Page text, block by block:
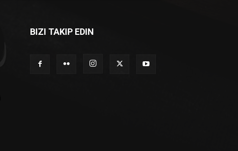
BIZI TAKIP EDIN